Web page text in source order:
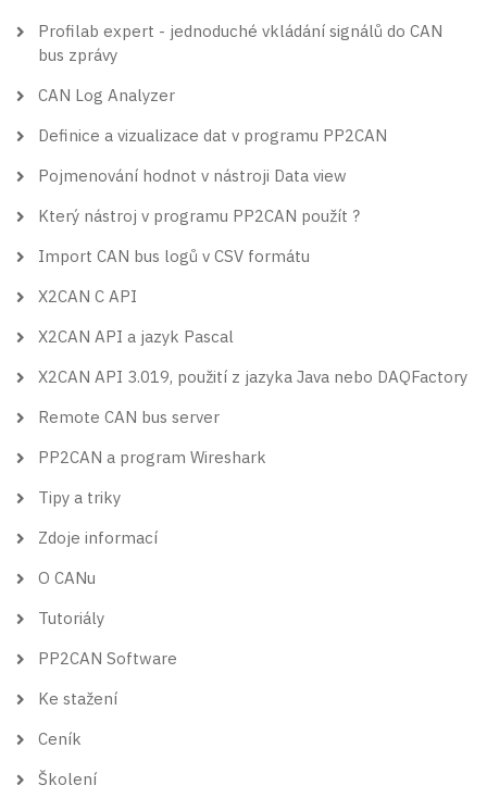
Profilab expert - jednoduché vkládání signálů do CAN
bus zprávy
CAN Log Analyzer
Definice a vizualizace dat v programu PP2CAN
Pojmenování hodnot v nástroji Data view
Který nástroj v programu PP2CAN použít ?
Import CAN bus logů v CSV formátu
X2CAN C API
X2CAN API a jazyk Pascal
X2CAN API 3.019, použití z jazyka Java nebo DAQFactory
Remote CAN bus server
PP2CAN a program Wireshark
Tipy a triky
Zdoje informací
O CANu
Tutoriály
PP2CAN Software
Ke stažení
Ceník
Školení